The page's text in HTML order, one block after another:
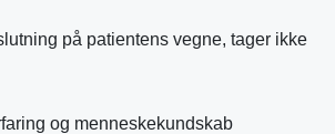
på patientens vegne, tager ikke
og menneskekundskab